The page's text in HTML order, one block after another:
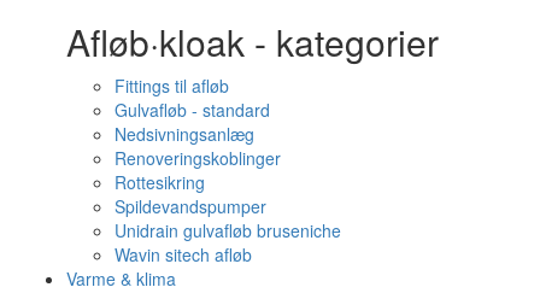
Afløb·kloak - kategorier
Fittings til afløb
Gulvafløb - standard
Nedsivningsanlæg
Renoveringskoblinger
Rottesikring
Spildevandspumper
Unidrain gulvafløb bruseniche
Wavin sitech afløb
Varme & klima